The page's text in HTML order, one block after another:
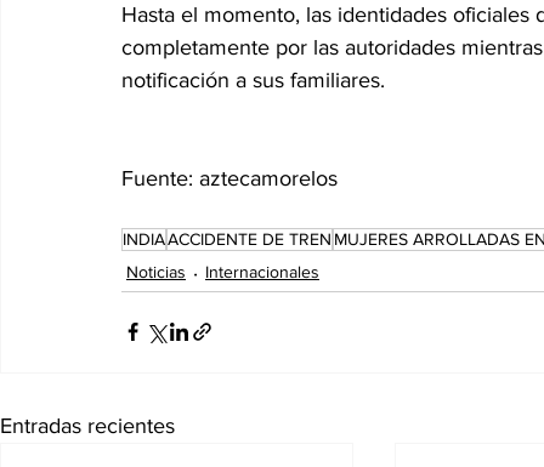
Hasta el momento, las identidades
completamente por las autoridades
notificación a sus familiares.
Fuente: aztecamorelos
INDIAACCIDENTE DE TREN MUJERES ARROLLADAS
Noticias
Internacionales
Entradas recientes